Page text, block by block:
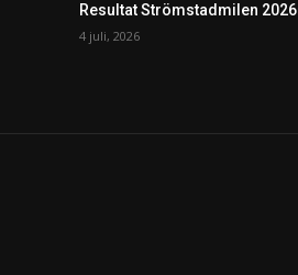
Resultat Strömstadmilen 2026
4 juli, 2026